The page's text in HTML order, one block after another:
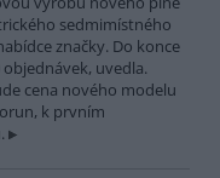
sedmimístného
značky. Do konce
uvedla.
cena nového modelu
k prvním